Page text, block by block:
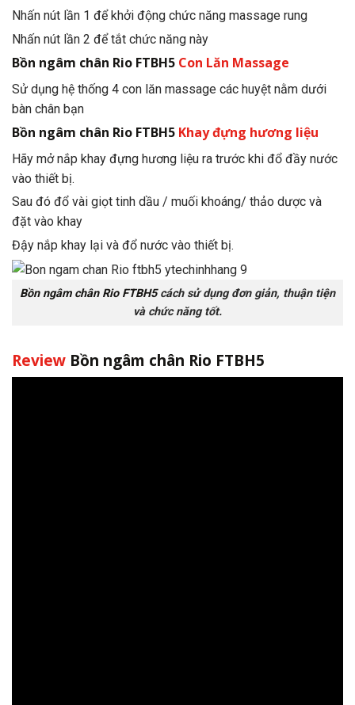
Nhấn nút lần 1 để khởi động chức năng massage rung
Nhấn nút lần 2 để tắt chức năng này
Bồn ngâm chân Rio FTBH5 Con Lăn Massage
Sử dụng hệ thống 4 con lăn massage các huyệt nằm dưới
bàn chân bạn
Bồn ngâm chân Rio FTBH5 Khay đựng hương liệu
Hãy mở nắp khay đựng hương liệu ra trước khi đổ đầy nước
vào thiết bị.
Sau đó đổ vài giọt tinh dầu / muối khoáng/ thảo dược và
đặt vào khay
Đậy nắp khay lại và đổ nước vào thiết bị.
Bồn ngâm chân Rio FTBH5cách sử dụng đơn giản, thuận tiện
và chức năng tốt.
Review Bồn ngâm chân Rio FTBH5